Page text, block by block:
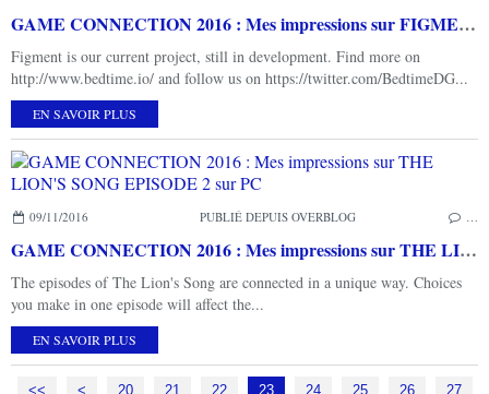
GAME CONNECTION 2016 : Mes impressions sur FIGMENT (sur PC)
Figment is our current project, still in development. Find more on
http://www.bedtime.io/ and follow us on https://twitter.com/BedtimeDG...
EN SAVOIR PLUS
09/11/2016 PUBLIÉ DEPUIS OVERBLOG
GAME CONNECTION 2016 : Mes impressions sur THE LION'S SONG EPISODE 2 sur PC
The episodes of The Lion's Song are connected in a unique way. Choices
you make in one episode will affect the...
EN SAVOIR PLUS
<< < 10
20 21 22 23 24 25 26
27